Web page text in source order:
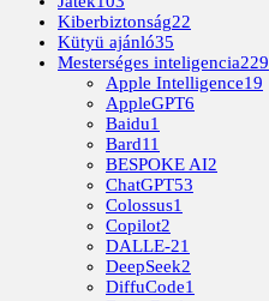
Kiberbiztonság22
Kütyü ajánló35
Mesterséges inteligencia229
Apple Intelligence19
AppleGPT6
Baidu1
Bard11
BESPOKE AI2
ChatGPT53
Colossus1
Copilot2
DALLE-21
DeepSeek2
DiffuCode1